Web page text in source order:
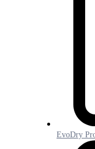
EvoDry